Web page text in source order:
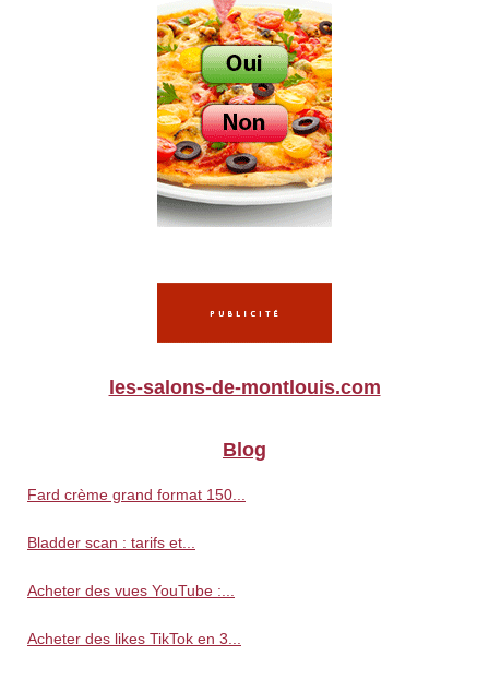
les-salons-de-montlouis.com
Blog
Fard crème grand format 150...
Bladder scan : tarifs et...
Acheter des vues YouTube :...
Acheter des likes TikTok en 3...